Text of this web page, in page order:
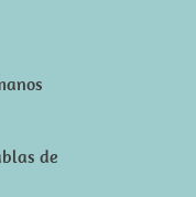
de